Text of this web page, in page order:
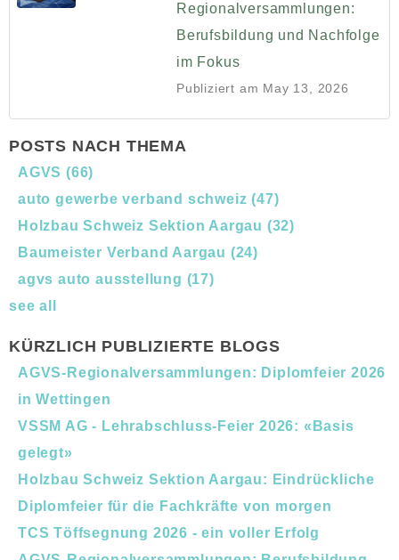
Regionalversammlungen:
Berufsbildung und Nachfolge
im Fokus
Publiziert am May 13, 2026
POSTS NACH THEMA
AGVS (66)
auto gewerbe verband schweiz(47)
Holzbau Schweiz Sektion Aargau (32)
Baumeister Verband Aargau (24)
agvs auto ausstellung (17)
see all
KÜRZLICH PUBLIZIERTE BLOGS
AGVS-Regionalversammlungen: Diplomfeier 2026
in Wettingen
VSSM AG - Lehrabschluss-Feier 2026: «Basis
gelegt»
Holzbau Schweiz Sektion Aargau: Eindrückliche
Diplomfeier für die Fachkräfte von morgen
TCS Töffsegnung 2026 - ein voller Erfolg